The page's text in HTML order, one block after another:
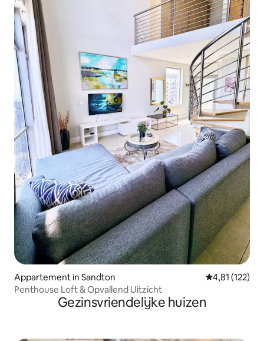
Appartement in Sandton Gemiddelde
4,81 (122)
Penthouse Loft & Opvallend Uitzicht
Gezinsvriendelijke huizen